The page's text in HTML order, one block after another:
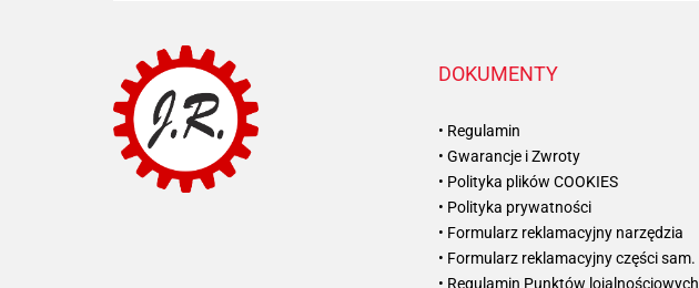
DOKUMENTY
• Regulamin
• Gwarancje i Zwroty
• Polityka plików COOKIES
• Polityka prywatności
• Formularz reklamacyjny narzędzia
• Formularz reklamacyjny części sam.
• Regulamin Punktów lojalnościowych